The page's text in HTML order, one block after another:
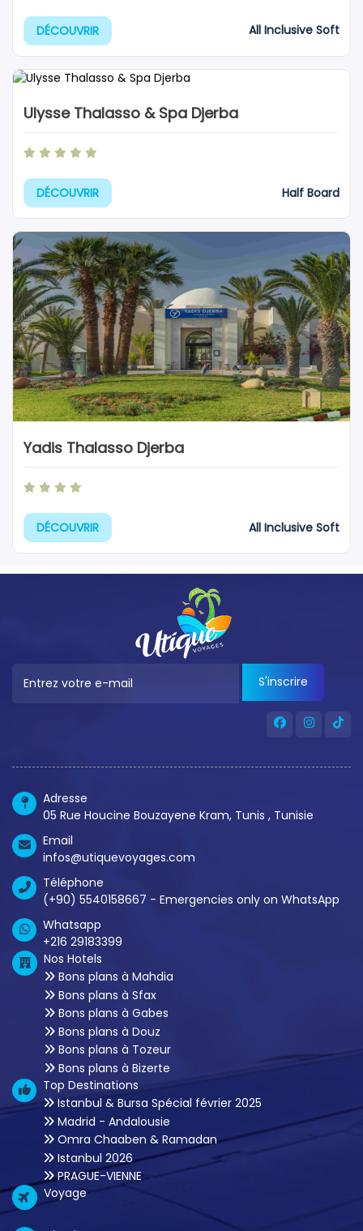
DÉCOUVRIR All Inclusive Soft
Ulysse Thalasso & Spa Djerba
DÉCOUVRIR Half Board
Yadis Thalasso Djerba
DÉCOUVRIR All Inclusive Soft
S'inscrire
Adresse
05 Rue Houcine Bouzayene Kram, Tunis , Tunisie
Email
infos@utiquevoyages.com
Téléphone
(+90) 5540158667 - Emergencies only on WhatsApp
Whatsapp
+216 29183399
Nos Hotels
Bons plans à Mahdia
Bons plans à Sfax
Bons plans à Gabes
Bons plans à Douz
Bons plans à Tozeur
Bons plans à Bizerte
Top Destinations
Istanbul & Bursa Spécial février 2025
Madrid - Andalousie
Omra Chaaben & Ramadan
Istanbul 2026
PRAGUE-VIENNE
Voyage